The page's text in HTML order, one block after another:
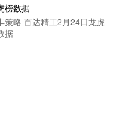
策略 百达精工2月24日龙虎
据